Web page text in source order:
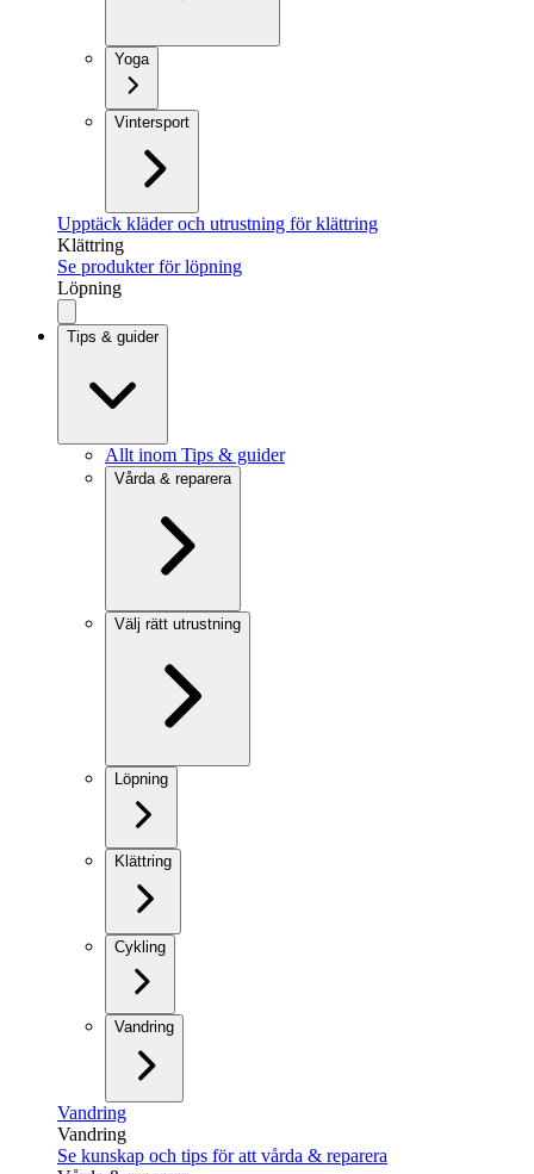
Yoga
Vintersport
Upptäck kläder och utrustning för klättring
Klättring
Se produkter för löpning
Löpning
Tips & guider
Allt inom Tips & guider
Vårda & reparera
Välj rätt utrustning
Löpning
Klättring
Cykling
Vandring
Vandring
Vandring
Se kunskap och tips för att vårda & reparera